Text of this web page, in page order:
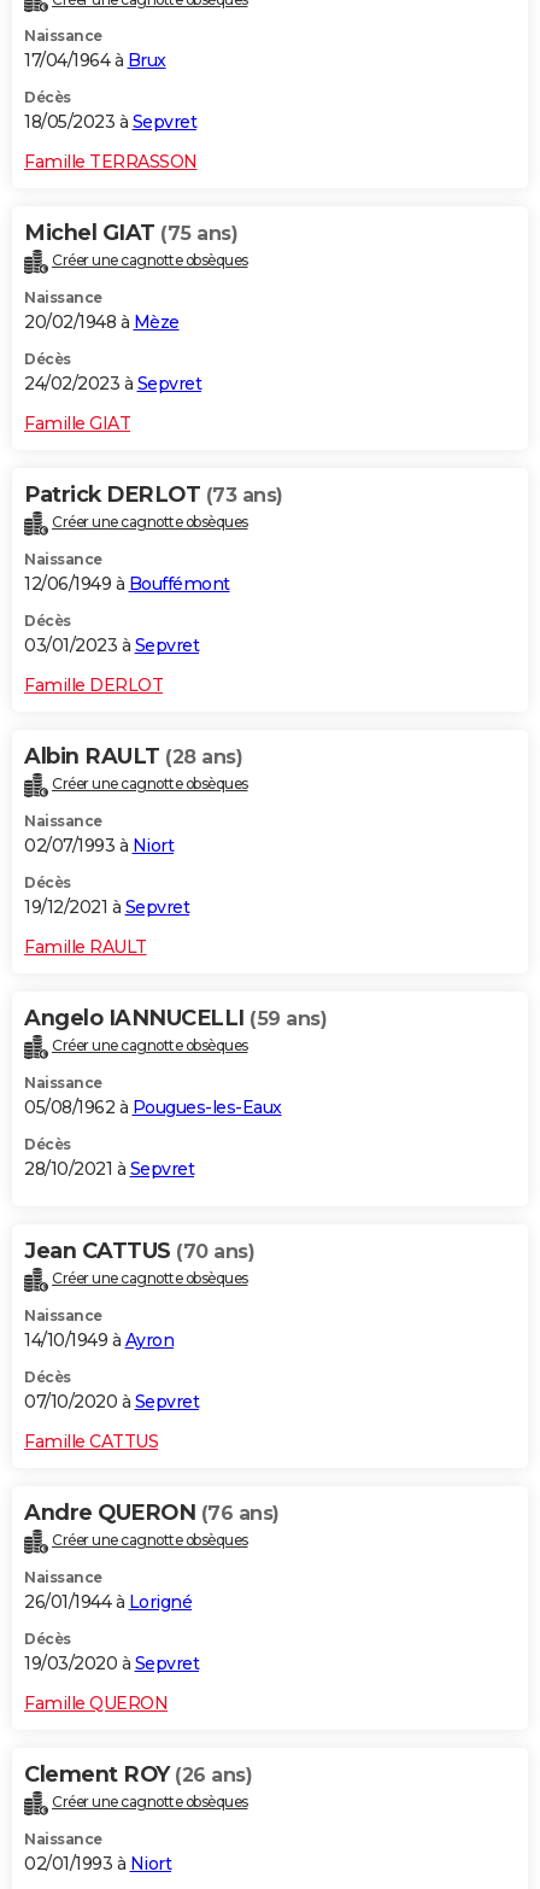
Naissance
17/04/1964 à Brux
Décès
18/05/2023 à Sepvret
Famille TERRASSON
Michel GIAT (75 ans)
Créer une cagnotte obsèques
Naissance
20/02/1948 à Mèze
Décès
24/02/2023 à Sepvret
Famille GIAT
Patrick DERLOT (73 ans)
Créer une cagnotte obsèques
Naissance
12/06/1949 à Bouffémont
Décès
03/01/2023 à Sepvret
Famille DERLOT
Albin RAULT (28 ans)
Créer une cagnotte obsèques
Naissance
02/07/1993 à Niort
Décès
19/12/2021 à Sepvret
Famille RAULT
Angelo IANNUCELLI (59 ans)
Créer une cagnotte obsèques
Naissance
05/08/1962 à Pougues-les-Eaux
Décès
28/10/2021 à Sepvret
Jean CATTUS (70 ans)
Créer une cagnotte obsèques
Naissance
14/10/1949 à Ayron
Décès
07/10/2020 à Sepvret
Famille CATTUS
Andre QUERON (76 ans)
Créer une cagnotte obsèques
Naissance
26/01/1944 à Lorigné
Décès
19/03/2020 à Sepvret
Famille QUERON
Clement ROY (26 ans)
Créer une cagnotte obsèques
Naissance
02/01/1993 à Niort